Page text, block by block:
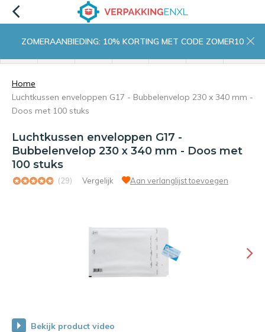
ZOMERAANBIEDING: 10% KORTING MET CODE ZOMER10
Home
Luchtkussen enveloppen G17 - Bubbelenvelop 230 x 340 mm -
Doos met 100 stuks
Luchtkussen enveloppen G17 -
Bubbelenvelop 230 x 340 mm - Doos met
100 stuks
(29) Vergelijk Aan verlanglijst toevoegen
Bekijk product video